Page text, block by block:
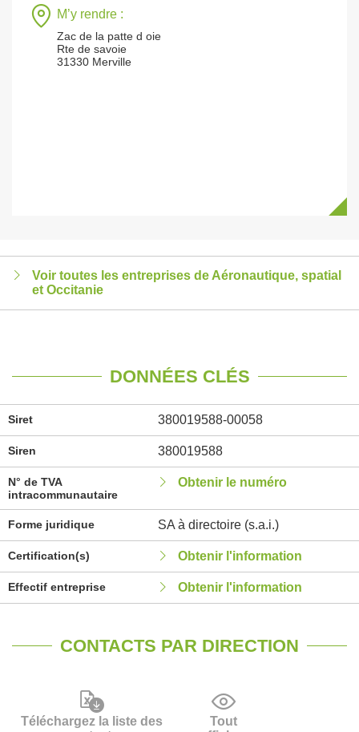
M’y rendre :
Zac de la patte d oie
Rte de savoie
31330 Merville
Voir toutes les entreprises de Aéronautique, spatial
et Occitanie
DONNÉES CLÉS
Siret 380019588-00058
Siren 380019588
N° de TVA
intracommunautaire
Obtenir le numéro
Forme juridique SA à directoire (s.a.i.)
Certification(s) Obtenir l'information
Effectif entreprise Obtenir l'information
CONTACTS PAR DIRECTION
Téléchargez la liste des
Tout